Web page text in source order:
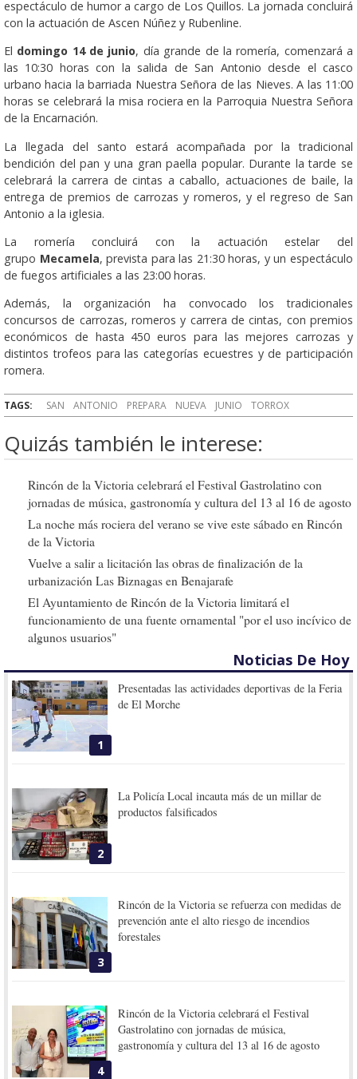
espectáculo de humor a cargo de Los Quillos. La jornada concluirá
con la actuación de Ascen Núñez y Rubenline.
El domingo 14 de junio, día grande de la romería, comenzará a
las 10:30 horas con la salida de San Antonio desde el casco
urbano hacia la barriada Nuestra Señora de las Nieves. A las 11:00
horas se celebrará la misa rociera en la Parroquia Nuestra Señora
de la Encarnación.
La llegada del santo estará acompañada por la tradicional
bendición del pan y una gran paella popular. Durante la tarde se
celebrará la carrera de cintas a caballo, actuaciones de baile, la
entrega de premios de carrozas y romeros, y el regreso de San
Antonio a la iglesia.
La romería concluirá con la actuación estelar del
grupo Mecamela, prevista para las 21:30 horas, y un espectáculo
de fuegos artificiales a las 23:00 horas.
Además, la organización ha convocado los tradicionales
concursos de carrozas, romeros y carrera de cintas, con premios
económicos de hasta 450 euros para las mejores carrozas y
distintos trofeos para las categorías ecuestres y de participación
romera.
TAGS: SAN ANTONIO PREPARA NUEVA JUNIO TORROX
Quizás también le interese:
Rincón de la Victoria celebrará el Festival Gastrolatino con
jornadas de música, gastronomía y cultura del 13 al 16 de agosto
La noche más rociera del verano se vive este sábado en Rincón
de la Victoria
Vuelve a salir a licitación las obras de finalización de la
urbanización Las Biznagas en Benajarafe
El Ayuntamiento de Rincón de la Victoria limitará el
funcionamiento de una fuente ornamental "por el uso incívico de
algunos usuarios"
Noticias De Hoy
1
Presentadas las actividades deportivas de la Feria
de El Morche
2
La Policía Local incauta más de un millar de
productos falsificados
3
Rincón de la Victoria se refuerza con medidas de
prevención ante el alto riesgo de incendios
forestales
4
Rincón de la Victoria celebrará el Festival
Gastrolatino con jornadas de música,
gastronomía y cultura del 13 al 16 de agosto